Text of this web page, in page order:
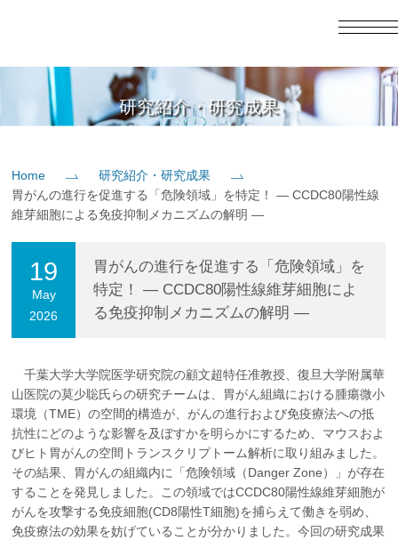
日本語
教育
入学案内
社会貢献
企業の方大学院志望の方医学部志望の方 卒業生の方 在学生・教員の方
お問い合わせ交通アクセス
研究紹介・研究成果
Home
研究紹介・研究成果
胃がんの進行を促進する「危険領域」を特定！ ― CCDC80陽性線
維芽細胞による免疫抑制メカニズムの解明 ―
19
May
2026
胃がんの進行を促進する「危険領域」を
特定！ ― CCDC80陽性線維芽細胞によ
る免疫抑制メカニズムの解明 ―
千葉大学大学院医学研究院の顧文超特任准教授、復旦大学附属華
山医院の莫少聡氏らの研究チームは、胃がん組織における腫瘍微小
環境（TME）の空間的構造が、がんの進行および免疫療法への抵
抗性にどのような影響を及ぼすかを明らかにするため、マウスおよ
びヒト胃がんの空間トランスクリプトーム解析に取り組みました。
その結果、胃がんの組織内に「危険領域（Danger Zone）」が存在
することを発見しました。この領域ではCCDC80陽性線維芽細胞が
がんを攻撃する免疫細胞(CD8陽性T細胞)を捕らえて働きを弱め、
免疫療法の効果を妨げていることが分かりました。今回の研究成果